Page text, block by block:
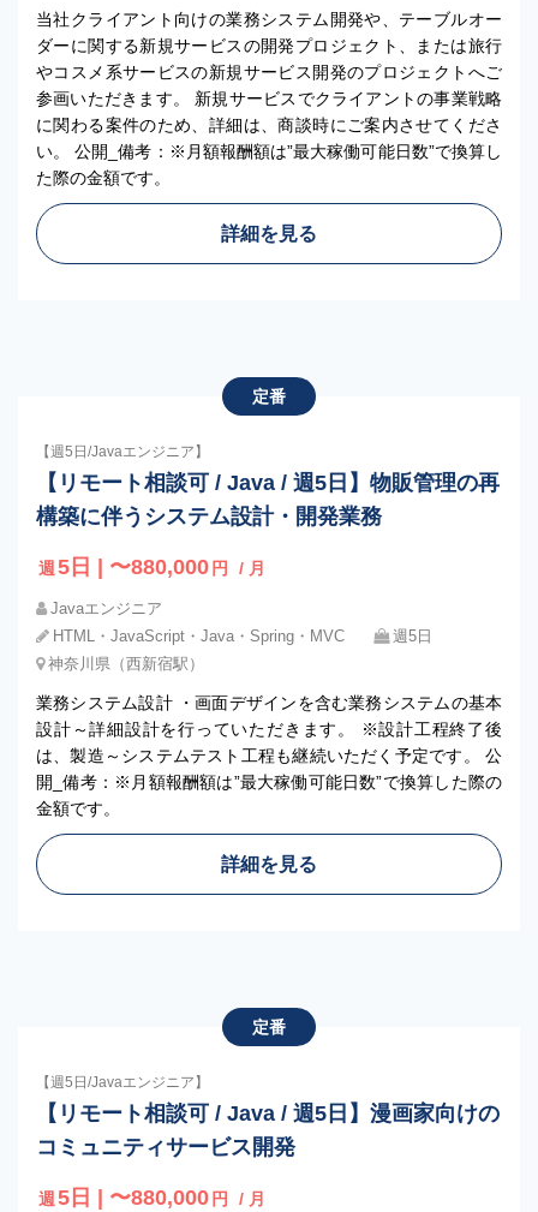
当社クライアント向けの業務システム開発や、テーブルオー
ダーに関する新規サービスの開発プロジェクト、または旅行
やコスメ系サービスの新規サービス開発のプロジェクトへご
参画いただきます。 新規サービスでクライアントの事業戦略
に関わる案件のため、詳細は、商談時にご案内させてくださ
い。 公開_備考：※月額報酬額は”最大稼働可能日数”で換算し
た際の金額です。
詳細を見る
定番
【週5日/Javaエンジニア】
【リモート相談可 / Java / 週5日】物販管理の再
構築に伴うシステム設計・開発業務
週 5日 | 〜880,000 円 / 月
Javaエンジニア
HTML・JavaScript・Java・Spring・MVC
週5日
神奈川県（西新宿駅）
業務システム設計 ・画面デザインを含む業務システムの基本
設計～詳細設計を行っていただきます。 ※設計工程終了後
は、製造～システムテスト工程も継続いただく予定です。 公
開_備考：※月額報酬額は”最大稼働可能日数”で換算した際の
金額です。
詳細を見る
定番
【週5日/Javaエンジニア】
【リモート相談可 / Java / 週5日】漫画家向けの
コミュニティサービス開発
週 5日 | 〜880,000 円 / 月